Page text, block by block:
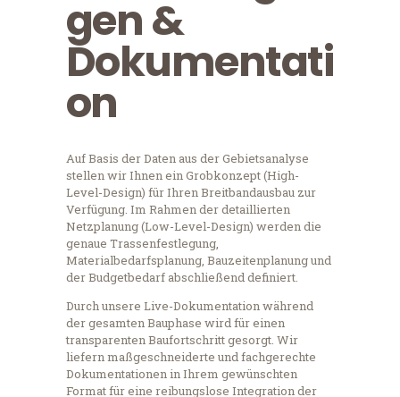
gen &
Dokumentati
on
Auf Basis der Daten aus der Gebietsanalyse
stellen wir Ihnen ein Grobkonzept (High-
Level-Design) für Ihren Breitbandausbau zur
Verfügung. Im Rahmen der detaillierten
Netzplanung (Low-Level-Design) werden die
genaue Trassenfestlegung,
Materialbedarfsplanung, Bauzeitenplanung und
der Budgetbedarf abschließend definiert.
Durch unsere Live-Dokumentation während
der gesamten Bauphase wird für einen
transparenten Baufortschritt gesorgt. Wir
liefern maßgeschneiderte und fachgerechte
Dokumentationen in Ihrem gewünschten
Format für eine reibungslose Integration der